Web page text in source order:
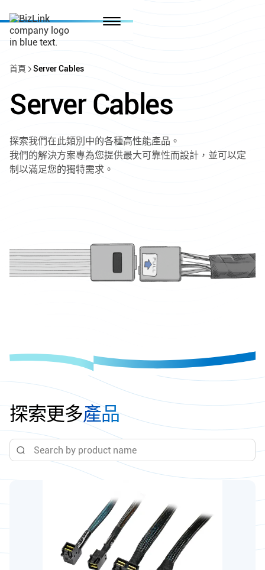
首頁 Server Cables
Server Cables
探索我們在此類別中的各種高性能產品。
我們的解決方案專為您提供最大可靠性而設計，並可以定
制以滿足您的獨特需求。
探索更多產品